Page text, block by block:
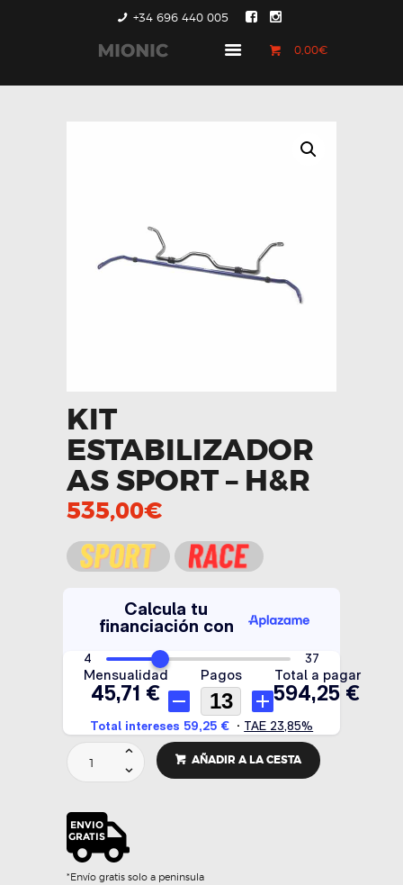
+34 696 440 005
0,00€
GENERACIÓN 1
CONTACTO
KIT
ESTABILIZADOR
AS SPORT – H&R
535,00€
KIT
ESTABILIZADORAS
SPORT
H&R
cantidad
AÑADIR A LA CESTA
*Envío gratis solo a peninsula